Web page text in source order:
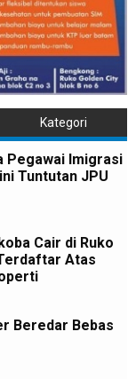
Kategori
Pegawai Imigrasi
Tuntutan JPU
Cair di Ruko
Atas
Beredar Bebas